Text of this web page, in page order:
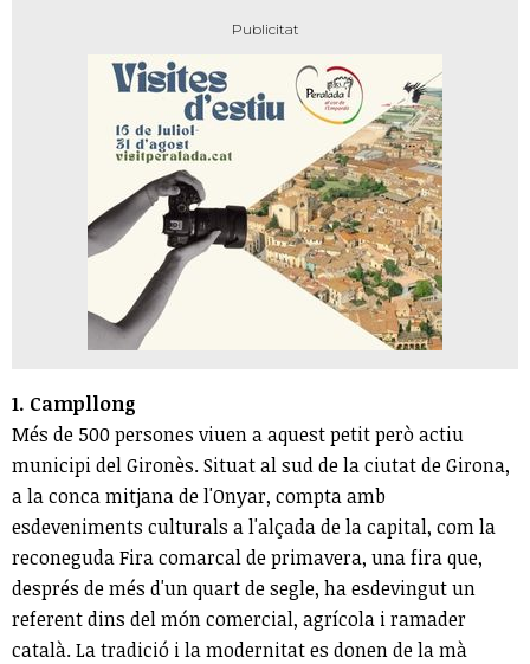
1. Campllong
Més de 500 persones viuen a aquest petit però actiu
municipi del Gironès. Situat al sud de la ciutat de Girona,
a la conca mitjana de l'Onyar, compta amb
esdeveniments culturals a l'alçada de la capital, com la
reconeguda Fira comarcal de primavera, una fira que,
després de més d'un quart de segle, ha esdevingut un
referent dins del món comercial, agrícola i ramader
català. La tradició i la modernitat es donen de la mà